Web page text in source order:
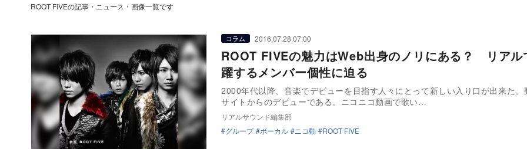
ROOT FIVEの記事・ニュース・画像一覧です
コラム 2016.07.28 07:00
ROOT FIVEの魅力はWeb出身のノリにある？ リアル
躍するメンバー個性に迫る
2000年代以降、音楽でデビューを目指す人々にとって新しい入り口が出来た。
サイトからのデビューである。ニコニコ動画で歌い…
リアルサウンド編集部
グループ
ボーカル ニコ動 ROOT FIVE